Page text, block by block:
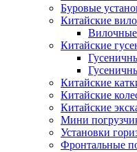
Буровые
Китайские
Вилочные
Китайские
Китайские
Китайские
Китайские
Мини
Установки
Фронтальные